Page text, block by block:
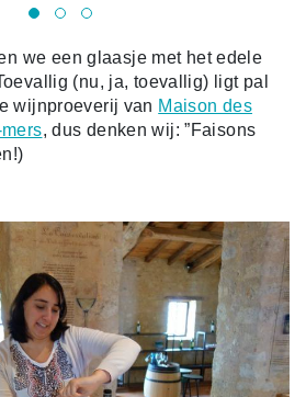
we een glaasje met het edele
(nu, ja, toevallig) ligt pal
wijnproeverij van Maison des
, dus denken wij: ”Faisons